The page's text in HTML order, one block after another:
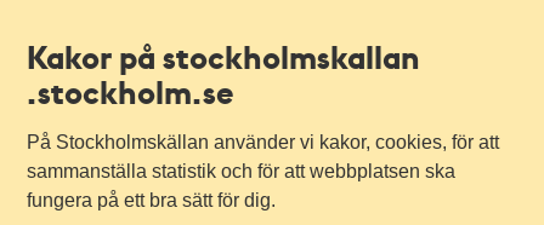
Kakor på stockholmskallan
.stockholm.se
På Stockholmskällan använder vi kakor, cookies, för att
sammanställa statistik och för att webbplatsen ska
fungera på ett bra sätt för dig.